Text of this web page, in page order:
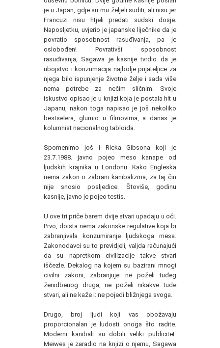
je u Japan, gdje su mu željeli suditi, ali nisu jer
Francuzi nisu htjeli predati sudski dosje.
Naposljetku, uvjerio je japanske liječnike da je
povratio sposobnost rasuđivanja, pa je
oslobođen! Povrativši sposobnost
rasuđivanja, Sagawa je kasnije tvrdio da je
ubojstvo i konzumacija najbolje prijateljice za
njega bilo ispunjenje životne želje i sada više
nema potrebe za nečim sličnim. Svoje
iskustvo opisao je u knjizi koja je postala hit u
Japanu, nakon toga napisao je još nekoliko
bestselera, glumio u filmovima, a danas je
kolumnist nacionalnog tabloida.
Spomenimo još i Ricka Gibsona koji je
23.7.1988. javno pojeo meso kanape od
ljudskih krajnika u Londonu. Kako Engleska
nema zakon o zabrani kanibalizma, za taj čin
nije snosio posljedice. Štoviše, godinu
kasnije, javno je pojeo testis.
U ove tri priče barem dvije stvari upadaju u oči.
Prvo, doista nema zakonske regulative koja bi
zabranjivala konzumiranje ljudskoga mesa.
Zakonodavci su to previdjeli, valjda računajući
da su napretkom civilizacije takve stvari
iščezle. Dekalog na kojem su bazirani mnogi
civilni zakoni, zabranjuje: ne poželi tuđeg
ženidbenog druga, ne poželi nikakve tuđe
stvari, ali ne kaže i: ne pojedi bližnjega svoga.
Drugo, broj ljudi koji vas obožavaju
proporcionalan je ludosti onoga što radite.
Moderni kanibali su dobili veliki publicitet.
Meiwes je zaradio na knjizi o njemu, Sagawa